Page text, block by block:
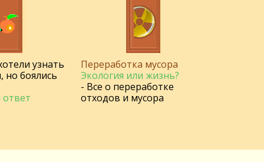
узнать
но боялись
Переработка мусора
Экология или жизнь?
- Все о переработке
отходов и мусора